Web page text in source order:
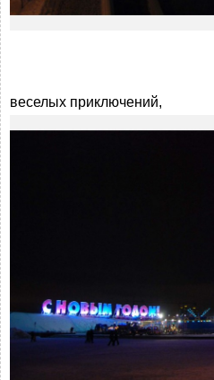
веселых приключений,